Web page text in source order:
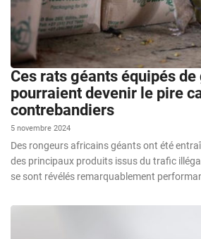
Ces rats géants équipés
pourraient devenir le pire
contrebandiers
5 novembre 2024
Des rongeurs africains géants ont été
des principaux produits issus du trafic
se sont révélés remarquablement